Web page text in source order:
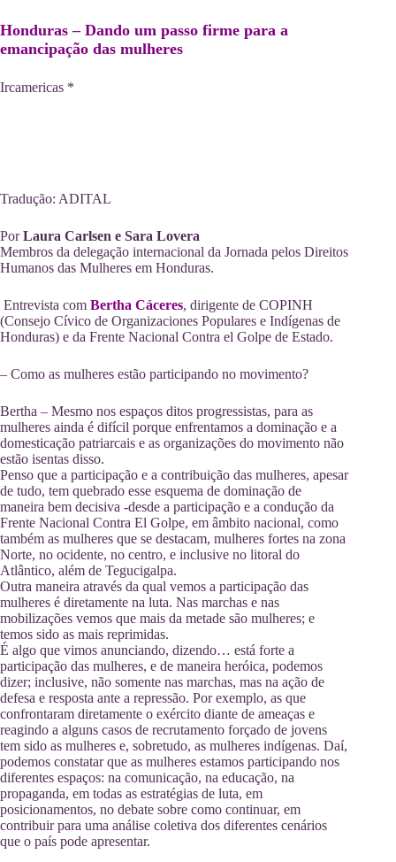
Honduras – Dando um passo firme para a
emancipação das mulheres
Ircamericas *
Tradução: ADITAL
PorLaura Carlsen e Sara Lovera
Membros da delegação internacional da Jornada pelos Direitos
Humanos das Mulheres em Honduras.
Entrevista com Bertha Cáceres, dirigente de COPINH
(Consejo Cívico de Organizaciones Populares e Indígenas de
Honduras) e da Frente Nacional Contra el Golpe de Estado.
– Como as mulheres estão participando no movimento?
Bertha – Mesmo nos espaços ditos progressistas, para as
mulheres ainda é difícil porque enfrentamos a dominação e a
domesticação patriarcais e as organizações do movimento não
estão isentas disso.
Penso que a participação e a contribuição das mulheres, apesar
de tudo, tem quebrado esse esquema de dominação de
maneira bem decisiva -desde a participação e a condução da
Frente Nacional Contra El Golpe, em âmbito nacional, como
também as mulheres que se destacam, mulheres fortes na zona
Norte, no ocidente, no centro, e inclusive no litoral do
Atlântico, além de Tegucigalpa.
Outra maneira através da qual vemos a participação das
mulheres é diretamente na luta. Nas marchas e nas
mobilizações vemos que mais da metade são mulheres; e
temos sido as mais reprimidas.
É algo que vimos anunciando, dizendo… está forte a
participação das mulheres, e de maneira heróica, podemos
dizer; inclusive, não somente nas marchas, mas na ação de
defesa e resposta ante a repressão. Por exemplo, as que
confrontaram diretamente o exército diante de ameaças e
reagindo a alguns casos de recrutamento forçado de jovens
tem sido as mulheres e, sobretudo, as mulheres indígenas. Daí,
podemos constatar que as mulheres estamos participando nos
diferentes espaços: na comunicação, na educação, na
propaganda, em todas as estratégias de luta, em
posicionamentos, no debate sobre como continuar, em
contribuir para uma análise coletiva dos diferentes cenários
que o país pode apresentar.